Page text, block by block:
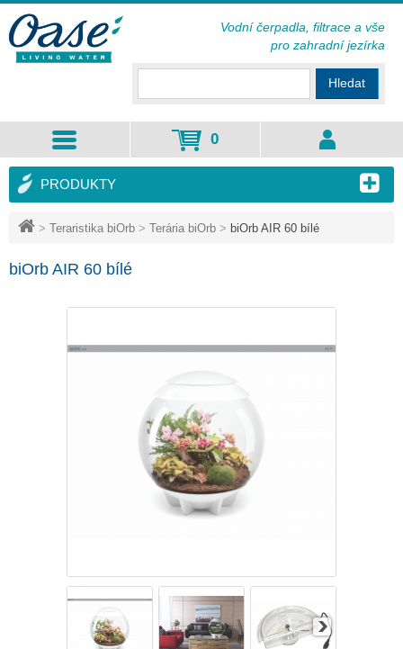
> Teraristika biOrb > Terária biOrb > biOrb AIR 60 bílé
biOrb AIR 60 bílé
PRODUKTY
Hledat
0
Vodní čerpadla, filtrace a vše
pro zahradní jezírka